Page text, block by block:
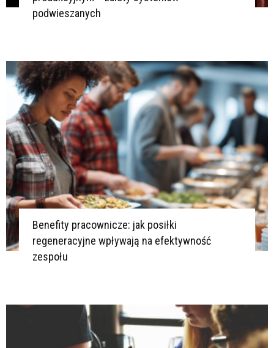
podwieszanych
Benefity pracownicze: jak posiłki
regeneracyjne wpływają na efektywność
zespołu